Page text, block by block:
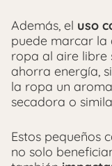
Además, el uso
puede marcar la
ropa al aire libre
ahorra energía,
la ropa un
secadora o
Estos pequeños
no solo